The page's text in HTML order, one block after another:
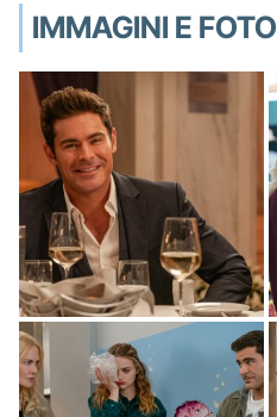
IMMAGINI E FOTO